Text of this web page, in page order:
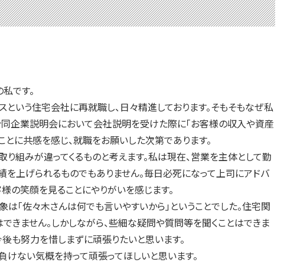
です。
いう住宅会社に再就職し、日々精進しております。そもそもなぜ私
企業説明会において会社説明を受けた際に「お客様の収入や資産
に共感を感じ、就職をお願いした次第であります。
組みが違ってくるものと考えます。私は現在、営業を主体として勤
上げられるものでもありません。毎日必死になって上司にアドバ
の笑顔を見ることにやりがいを感じます。
「佐々木さんは何でも言いやすいから」ということでした。住宅関
きません。しかしながら、些細な疑問や質問等を聞くことはできま
も努力を惜しまずに頑張りたいと思います。
ない気概を持って頑張ってほしいと思います。